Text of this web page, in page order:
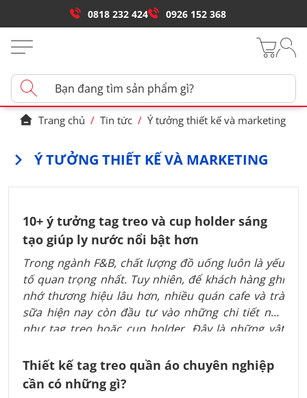
0818 232 424 0926 152 368
Trang chủ / Tin tức / Ý tưởng thiết kế và marketing
Ý TƯỞNG THIẾT KẾ VÀ MARKETING
10+ ý tưởng tag treo và cup holder sáng
tạo giúp ly nước nổi bật hơn
Trong ngành F&B, chất lượng đồ uống luôn là yếu
tố quan trọng nhất. Tuy nhiên, để khách hàng ghi
nhớ thương hiệu lâu hơn, nhiều quán cafe và trà
sữa hiện nay còn đầu tư vào những chi tiết nhỏ
như tag treo hoặc cup holder. Đây là những vật
nước trở nên bắt mắt hơn, tạo trải nghiệm thú vị
khi chụp ảnh, check-in và chia sẻ trên mạng xã hội.
Thiết kế tag treo quần áo chuyên nghiệp
cần có những gì?